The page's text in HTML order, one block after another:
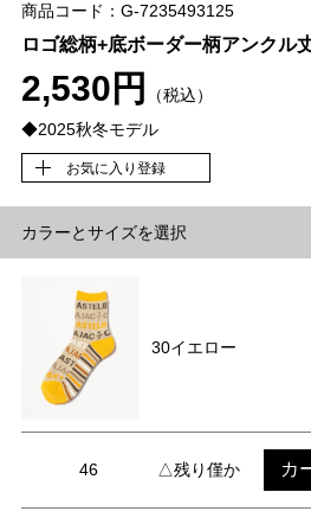
商品コード：G-7235493125
ロゴ総柄+底ボーダー柄アンクル
2,530円
（税込）
◆2025秋冬モデル
お気に入り登録
カラーとサイズを選択
30イエロー
46 △残り僅か カ